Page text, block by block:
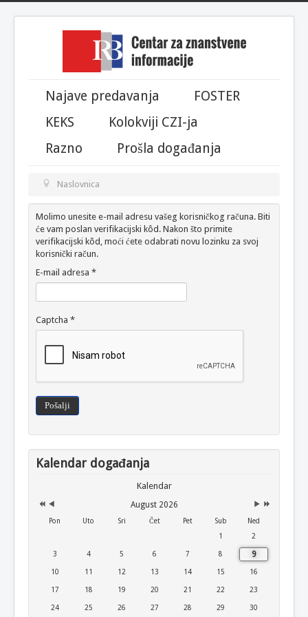
Najave predavanja
FOSTER
KEKS
Kolokviji CZI-ja
Razno
Prošla događanja
Naslovnica
Molimo unesite e-mail adresu vašeg korisničkog računa. Biti
će vam poslan verifikacijski kôd. Nakon što primite
verifikacijski kôd, moći ćete odabrati novu lozinku za svoj
korisnički račun.
E-mail adresa *
Captcha *
Pošalji
Kalendar događanja
Kalendar
August 2026
Pon Uto Sri Čet Pet Sub
Ned
1
2
3 4 5 6 7 8 9
10 11 12 13 14 15 16
17 18 19 20 21 22 23
24 25 26 27 28 29 30